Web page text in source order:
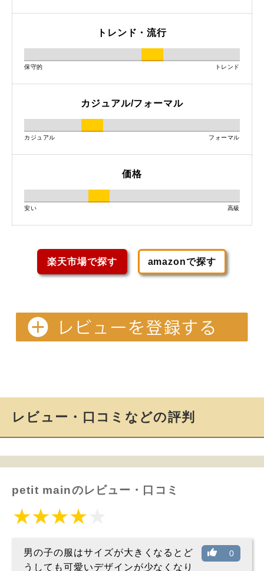
トレンド・流行
保守的 トレンド
カジュアル/フォーマル
カジュアル フォーマル
価格
安い 高級
楽天市場で探す amazonで探す
レビュー・口コミなどの評判
petit mainのレビュー・口コミ
0
男の子の服はサイズが大きくなるとど
うしても可愛いデザインが少なくなり